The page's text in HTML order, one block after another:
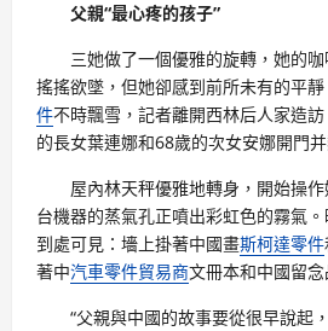
父親“最心疼的孩子”
三她做了一個優雅的旋轉，她的
搖搖欲墜，但她卻感到前所未有的平
件不時飄雪，記者離開西林后人家造
的長女葉連娜和68歲的次女安娜開門并
屋內林天秤優雅地轉身，開始操
台機器的蒸氣孔正噴出彩虹色的霧氣
到處可見：墻上掛著中國畫斯柯達零件
著中汽車零件貿易商文冊本和中國留
“父親與中國的故事要從很早說起